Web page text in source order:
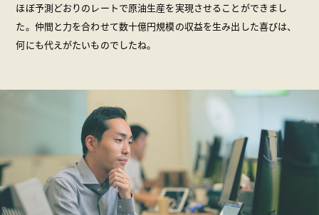
ほぼ予測どおりのレートで原油生産を実現させることができまし
た。仲間と力を合わせて数十億円規模の収益を生み出した喜びは、
何にも代えがたいものでしたね。